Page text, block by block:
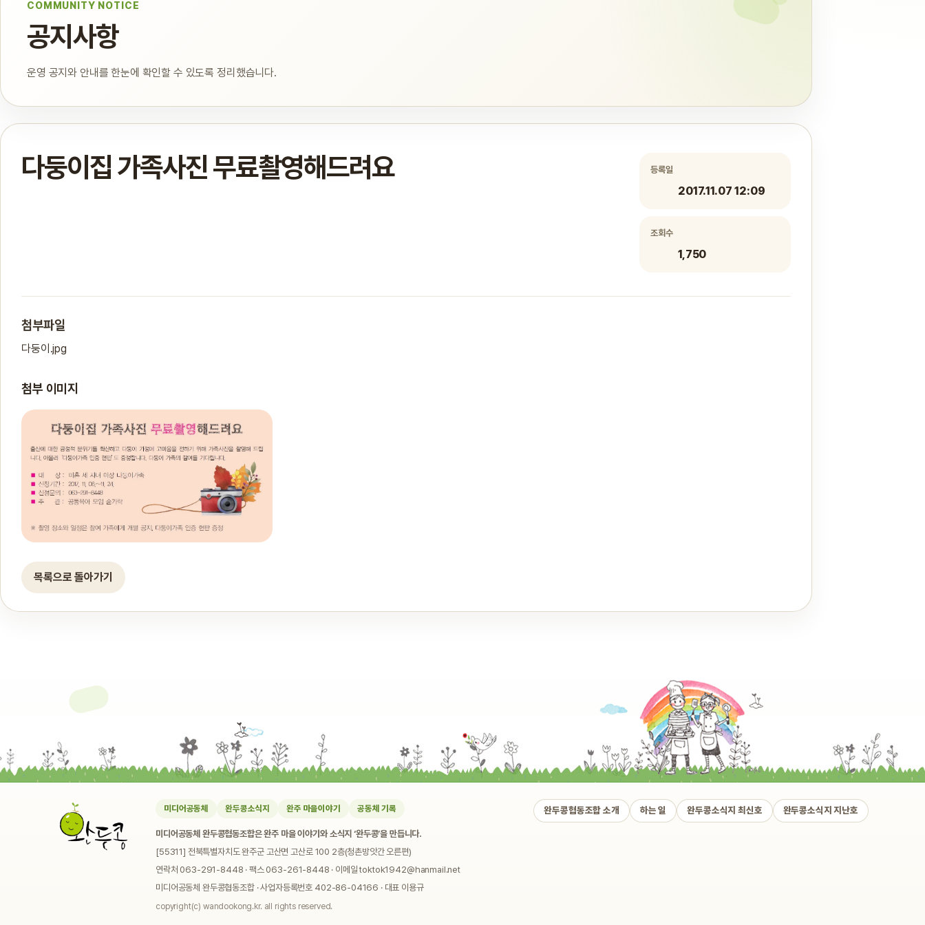
COMMUNITY NOTICE
공지사항
운영 공지와 안내를 한눈에 확인할 수 있도록 정리했습니다.
다둥이집 가족사진 무료촬영해드려요 등록일
2017.11.07 12:09
조회수
1,750
첨부파일
다둥이.jpg
첨부 이미지
목록으로 돌아가기
미디어공동체 완두콩소식지 완주 마을이야기 공동체 기록
미디어공동체 완두콩협동조합은 완주 마을 이야기와 소식지 ‘완두콩’을 만듭니다.
[55311] 전북특별자치도 완주군 고산면 고산로 100 2층(청촌방앗간 오른편)
연락처 063-291-8448 · 팩스 063-261-8448 · 이메일 toktok1942@hanmail.net
미디어공동체 완두콩협동조합 · 사업자등록번호 402-86-04166 · 대표 이용규
copyright(c) wandookong.kr. all rights reserved.
완두콩협동조합 소개 하는 일 완두콩소식지 최신호 완두콩소식지 지난호